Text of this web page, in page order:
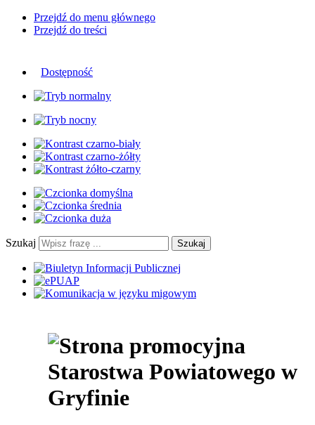
Przejdź do menu głównego
Przejdź do treści
Dostępność
Szukaj Szukaj